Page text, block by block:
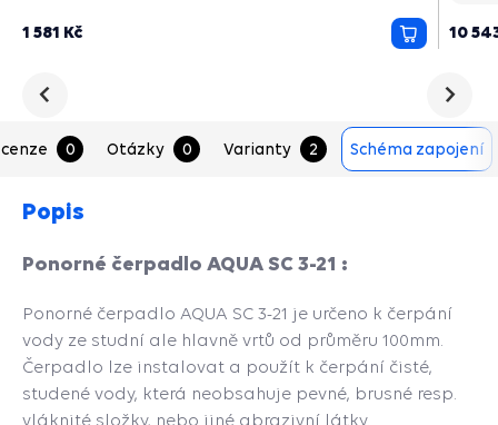
1 581 Kč
Přidat
košíku
10
0 Otázky 0 Varianty 2 Schéma zapojení
Popis
Ponorné čerpadlo AQUA SC 3-21 :
Ponorné čerpadlo AQUA SC 3-21 je určeno k čerpání
vody ze studní ale hlavně vrtů od průměru 100mm.
Čerpadlo lze instalovat a použít k čerpání čisté,
studené vody, která neobsahuje pevné, brusné resp.
vláknité složky, nebo jiné abrazivní látky.